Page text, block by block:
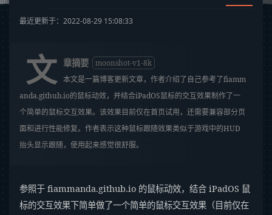
最近更新于：2022-08-29 15:08:33
文 章摘要
moonshot-v1-8k
本文是一篇博客更新文章，作者介绍了自己参考了fiamm
anda.github.io的鼠标动效，并结合iPadOS鼠标的交互效果制作了一
个简单的鼠标交互效果。该效果目前仅在首页试用，还需要兼容部分页
面和进行性能修复。作者表示这种鼠标跟随效果类似于游戏中的HUD
抬头显示跟随，使用起来感觉很舒服。
参照于 fiammanda.github.io 的鼠标动效，结合 iPadOS 鼠
标的交互效果下简单做了一个简单的鼠标交互效果（目前仅在